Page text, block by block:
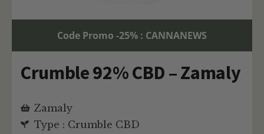
Code Promo -25% : CANNANEWS
Crumble 92% CBD – Zamaly
Zamaly
Type : Crumble CBD